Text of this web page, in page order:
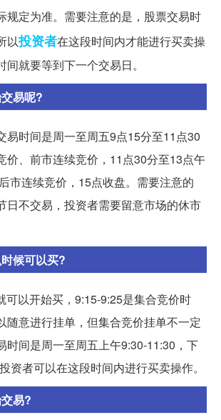
规定为准。需要注意的是，股票交易时
以投资者在这段时间内才能进行买卖操
就要等到下一个交易日。
易呢?
易时间是周一至周五9点15分至11点30
价、前市连续竞价，11点30分至13点午
市连续竞价，15点收盘。需要注意的
日不交易，投资者需要留意市场的休市
候可以买?
可以开始买，9:15-9:25是集合竞价时
随意进行挂单，但集合竞价挂单不一定
时间是周一至周五上午9:30-11:30，下
资者可以在这段时间内进行买卖操作。
易?